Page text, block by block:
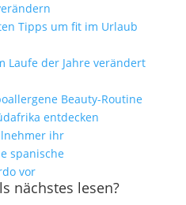
Tipps um fit im Urlaub
Laufe der Jahre verändert
Beauty-Routine
entdecken
ihr
spanische
vor
nächstes lesen?